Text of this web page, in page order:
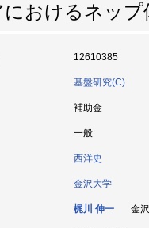
おけるネッ
12610385
基盤研究(C)
補助金
一般
西洋史
金沢大学
梶川 伸一 金